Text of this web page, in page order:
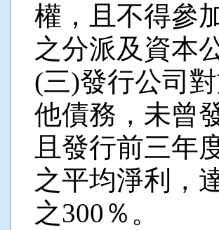
權，且不得參
之分派及資本
(三)發行公司
他債務，未曾
且發行前三年
之平均淨利，
之300％。